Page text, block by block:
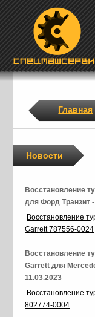
Главная
Новости
Восстановление
для Форд Транзит
Восстановление
Garrett 787556-0024
Восстановление
Garrett для
11.03.2023
Восстановление
802774-0004